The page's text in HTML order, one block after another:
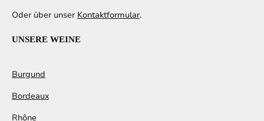
Oder über unser Kontaktformular.
UNSERE WEINE
Burgund
Bordeaux
Rhône